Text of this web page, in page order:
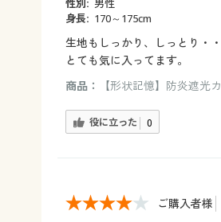
性別: 男性
身長: 170～175cm
生地もしっかり、しっとり・
とても気に入ってます。
商品：
【形状記憶】防炎遮光
役に立った 0
ご購入者様